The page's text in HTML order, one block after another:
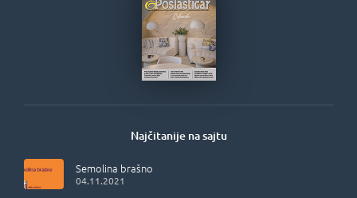
Najčitanije na sajtu
Semolina brašno
04.11.2021